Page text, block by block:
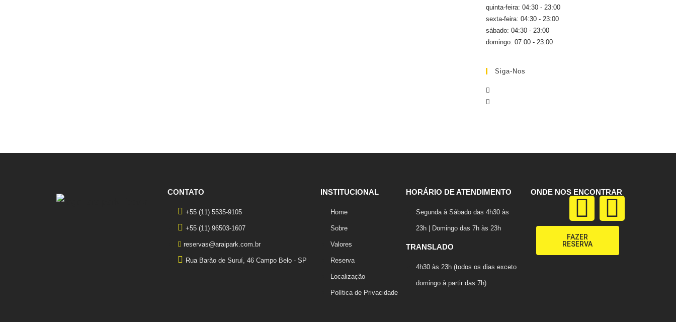
quinta-feira: 04:30 - 23:00
sexta-feira: 04:30 - 23:00
sábado: 04:30 - 23:00
domingo: 07:00 - 23:00
Siga-Nos
CONTATO
+55 (11) 5535-9105
+55 (11) 96503-1607
reservas@araipark.com.br
Rua Barão de Suruí, 46 Campo Belo - SP
INSTITUCIONAL
Home
Sobre
Valores
Reserva
Localização
Política de Privacidade
HORÁRIO DE ATENDIMENTO
Segunda à Sábado das 4h30 às
23h | Domingo das 7h às 23h
TRANSLADO
4h30 às 23h (todos os dias exceto
domingo à partir das 7h)
ONDE NOS ENCONTRAR
FAZER
RESERVA